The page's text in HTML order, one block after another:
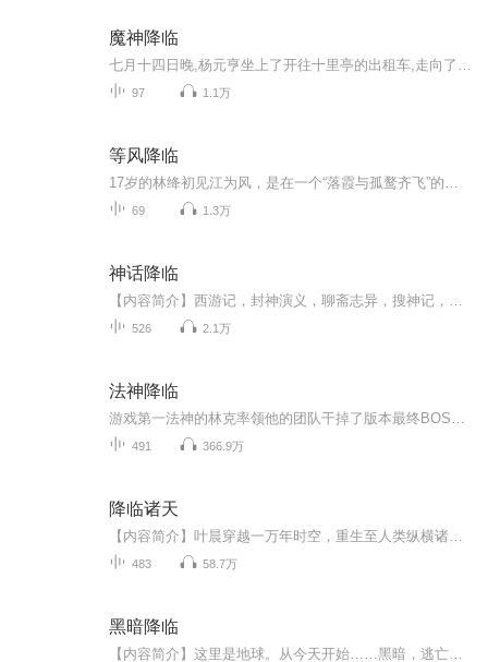
魔神降临
97 1.1万
等风降临
69 1.3万
神话降临
526 2.1万
法神降临
491 366.9万
降临诸天
483 58.7万
黑暗降临